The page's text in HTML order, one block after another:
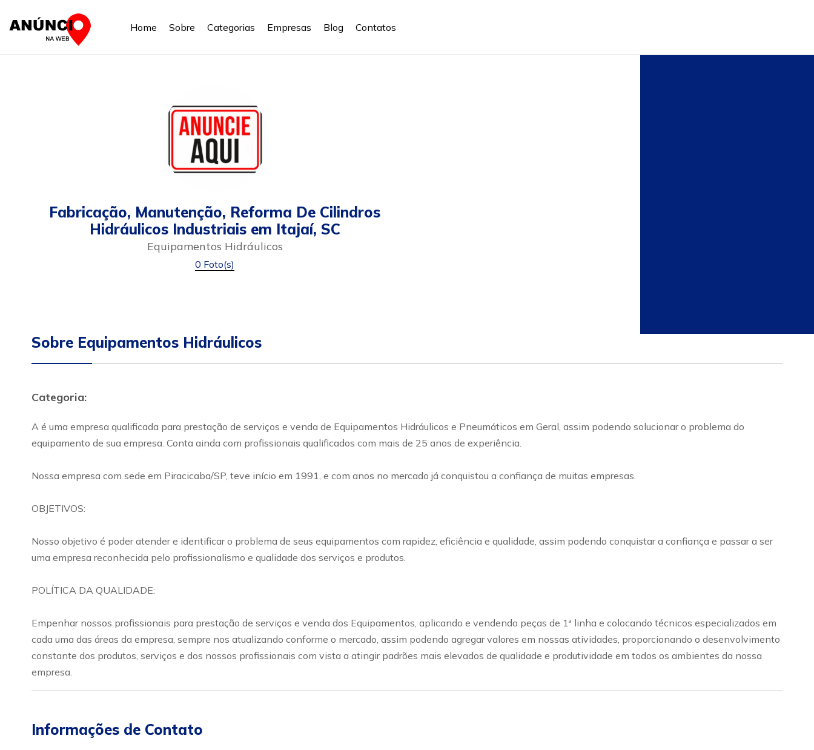
Home Sobre Categorias Empresas Blog Contatos
Fabricação, Manutenção, Reforma De Cilindros
Hidráulicos Industriais em Itajaí, SC
Equipamentos Hidráulicos
0 Foto(s)
Sobre Equipamentos Hidráulicos
Categoria:
A é uma empresa qualificada para prestação de serviços e venda de Equipamentos Hidráulicos e Pneumáticos em Geral, assim podendo solucionar o problema do
equipamento de sua empresa. Conta ainda com profissionais qualificados com mais de 25 anos de experiência.
Nossa empresa com sede em Piracicaba/SP, teve início em 1991, e com anos no mercado já conquistou a confiança de muitas empresas.
OBJETIVOS:
Nosso objetivo é poder atender e identificar o problema de seus equipamentos com rapidez, eficiência e qualidade, assim podendo conquistar a confiança e passar a ser
uma empresa reconhecida pelo profissionalismo e qualidade dos serviços e produtos.
POLÍTICA DA QUALIDADE:
Empenhar nossos profissionais para prestação de serviços e venda dos Equipamentos, aplicando e vendendo peças de 1ª linha e colocando técnicos especializados em
cada uma das áreas da empresa, sempre nos atualizando conforme o mercado, assim podendo agregar valores em nossas atividades, proporcionando o desenvolvimento
constante dos produtos, serviços e dos nossos profissionais com vista a atingir padrões mais elevados de qualidade e produtividade em todos os ambientes da nossa
empresa.
Informações de Contato